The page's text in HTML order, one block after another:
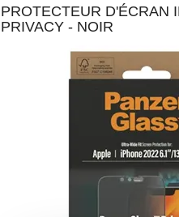
PROTECTEUR D'ÉCRAN
PRIVACY - NOIR